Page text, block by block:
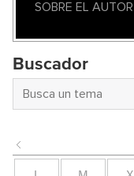
SOBRE EL AUTOR
Buscador